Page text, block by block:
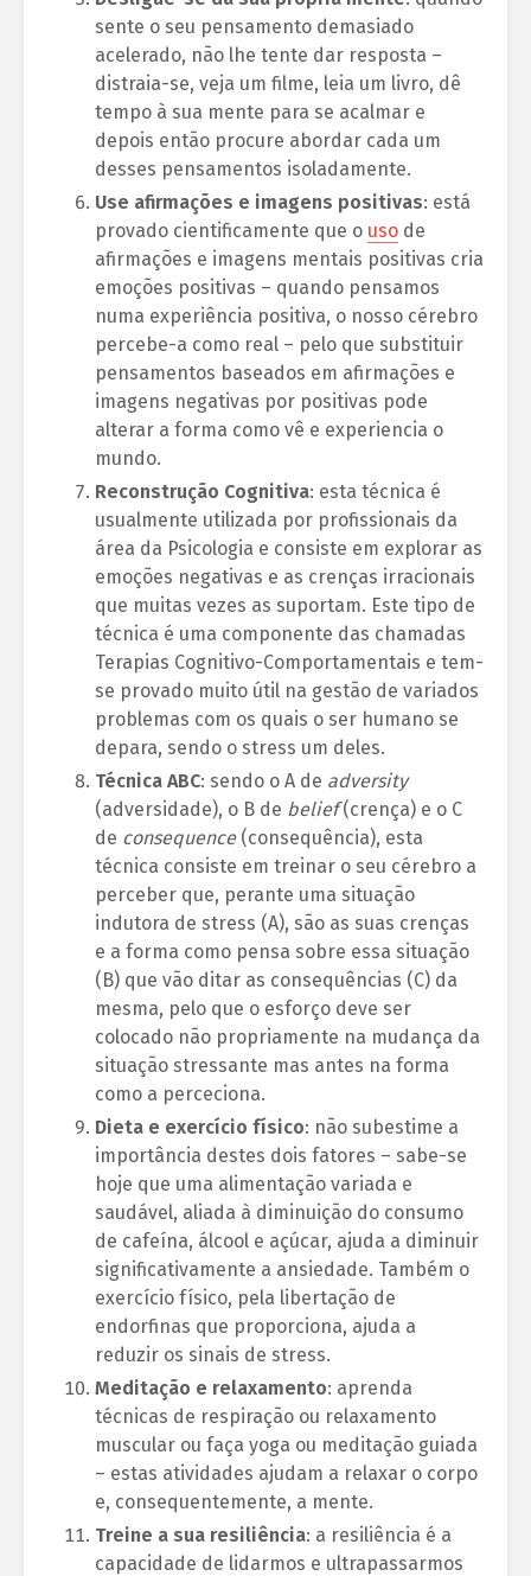
sente o seu pensamento demasiado
acelerado, não lhe tente dar resposta –
distraia-se, veja um filme, leia um livro, dê
tempo à sua mente para se acalmar e
depois então procure abordar cada um
desses pensamentos isoladamente.
Use afirmações e imagens positivas: está
provado cientificamente que o uso de
afirmações e imagens mentais positivas cria
emoções positivas – quando pensamos
numa experiência positiva, o nosso cérebro
percebe-a como real – pelo que substituir
pensamentos baseados em afirmações e
imagens negativas por positivas pode
alterar a forma como vê e experiencia o
mundo.
Reconstrução Cognitiva: esta técnica é
usualmente utilizada por profissionais da
área da Psicologia e consiste em explorar as
emoções negativas e as crenças irracionais
que muitas vezes as suportam. Este tipo de
técnica é uma componente das chamadas
Terapias Cognitivo-Comportamentais e tem-
se provado muito útil na gestão de variados
problemas com os quais o ser humano se
depara, sendo o stress um deles.
Técnica ABC: sendo o A de adversity
(adversidade), o B de belief(crença) e o C
de consequence (consequência), esta
técnica consiste em treinar o seu cérebro a
perceber que, perante uma situação
indutora de stress (A), são as suas crenças
e a forma como pensa sobre essa situação
(B) que vão ditar as consequências (C) da
mesma, pelo que o esforço deve ser
colocado não propriamente na mudança da
situação stressante mas antes na forma
como a perceciona.
Dieta e exercício físico: não subestime a
importância destes dois fatores – sabe-se
hoje que uma alimentação variada e
saudável, aliada à diminuição do consumo
de cafeína, álcool e açúcar, ajuda a diminuir
significativamente a ansiedade. Também o
exercício físico, pela libertação de
endorfinas que proporciona, ajuda a
reduzir os sinais de stress.
Meditação e relaxamento: aprenda
técnicas de respiração ou relaxamento
muscular ou faça yoga ou meditação guiada
– estas atividades ajudam a relaxar o corpo
e, consequentemente, a mente.
Treine a sua resiliência: a resiliência é a
capacidade de lidarmos e ultrapassarmos